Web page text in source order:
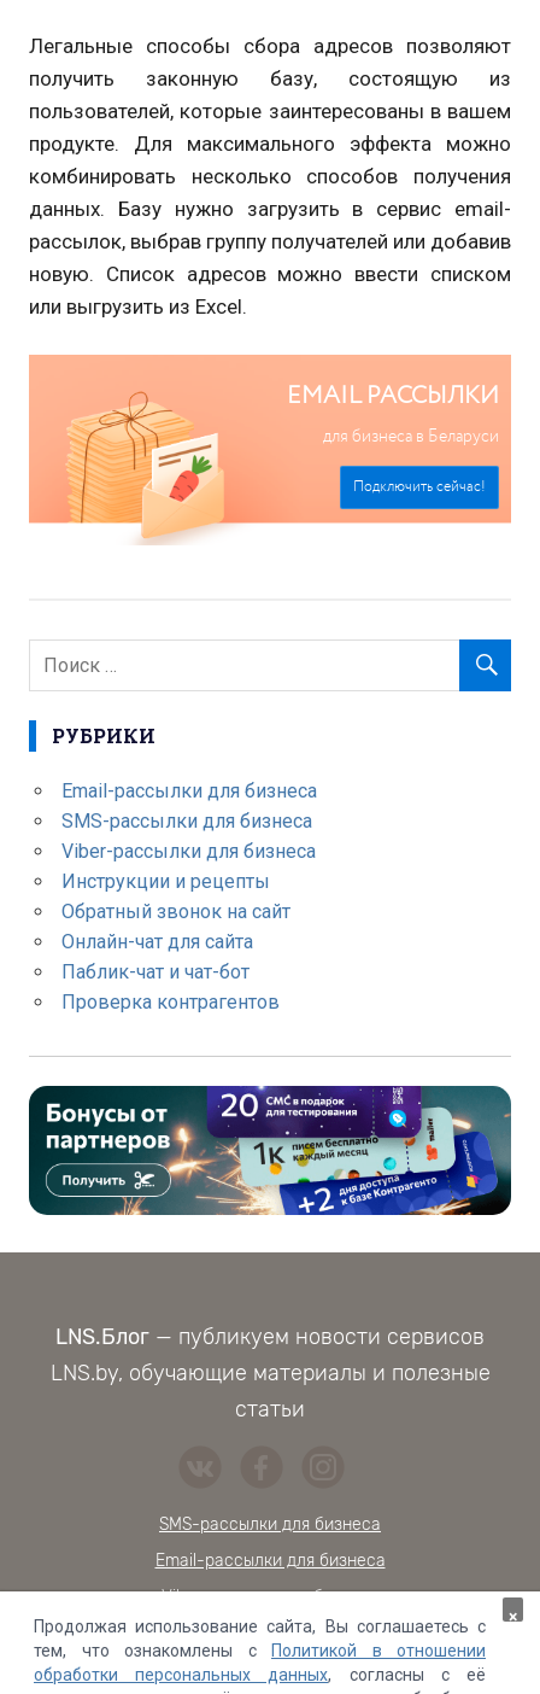
Легальные способы сбора адресов позволяют
получить законную базу, состоящую из
пользователей, которые заинтересованы в вашем
продукте. Для максимального эффекта можно
комбинировать несколько способов получения
данных. Базу нужно загрузить в сервис email-
рассылок, выбрав группу получателей или добавив
новую. Список адресов можно ввести списком
или выгрузить из Excel.
EMAIL РАССЫЛКИ
для бизнеса в Беларуси
Подключить сейчас!
РУБРИКИ
Email-рассылки для бизнеса
SMS-рассылки для бизнеса
Viber-рассылки для бизнеса
Инструкции и рецепты
Обратный звонок на сайт
Онлайн-чат для сайта
Паблик-чат и чат-бот
Проверка контрагентов
LNS.Блог — публикуем новости сервисов
LNS.by, обучающие материалы и полезные
статьи
SMS-рассылки для бизнеса
Email-рассылки для бизнеса
Viber-расылки для бизнеса
Обратный звонок на сайт
Онлайн-чат для сайта
Продолжая использование сайта, Вы соглашаетесь с
тем, что ознакомлены с
Политикой в отношении
обработки персональных данных, согласны с её
×